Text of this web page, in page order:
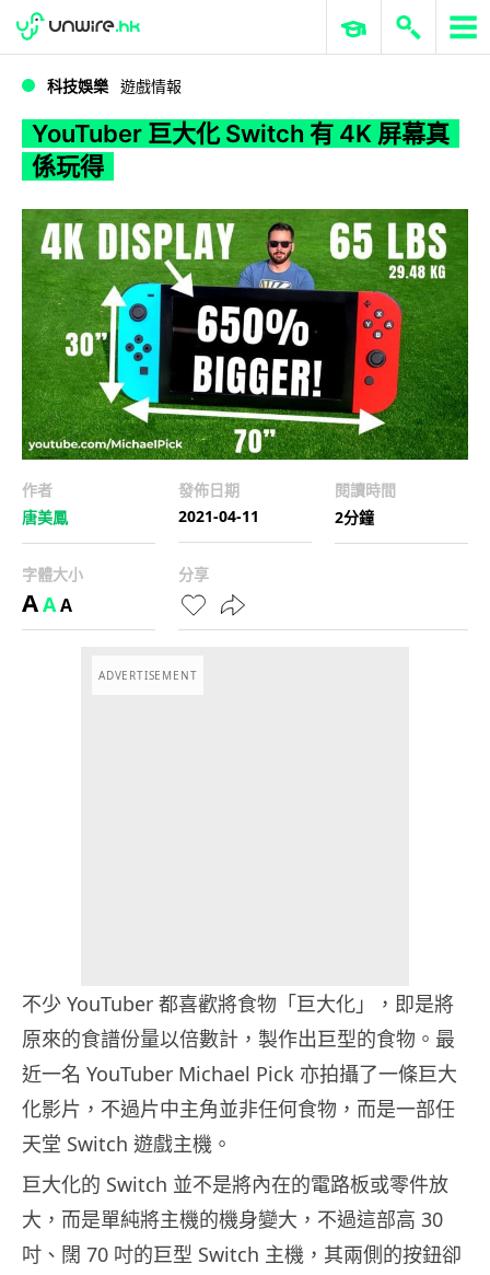
WWDC 2026 ERP 與商業 AI
科技娛樂 遊戲情報
YouTuber 巨大化 Switch 有 4K 屏幕真
係玩得
作者
唐美鳳
發佈日期
2021-04-11
閱讀時間
2分鐘
字體大小
AAA
分享
ADVERTISEMENT
不少 YouTuber 都喜歡將食物「巨大化」，即是將
原來的食譜份量以倍數計，製作出巨型的食物。最
近一名 YouTuber Michael Pick 亦拍攝了一條巨大
化影片，不過片中主角並非任何食物，而是一部任
天堂 Switch 遊戲主機。
巨大化的 Switch 並不是將內在的電路板或零件放
大，而是單純將主機的機身變大，不過這部高 30
吋、闊 70 吋的巨型 Switch 主機，其兩側的按鈕卻